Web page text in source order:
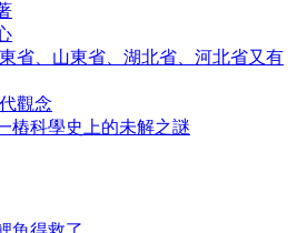
省、山東省、湖北省、河北省又有
觀念
樁科學史上的未解之謎